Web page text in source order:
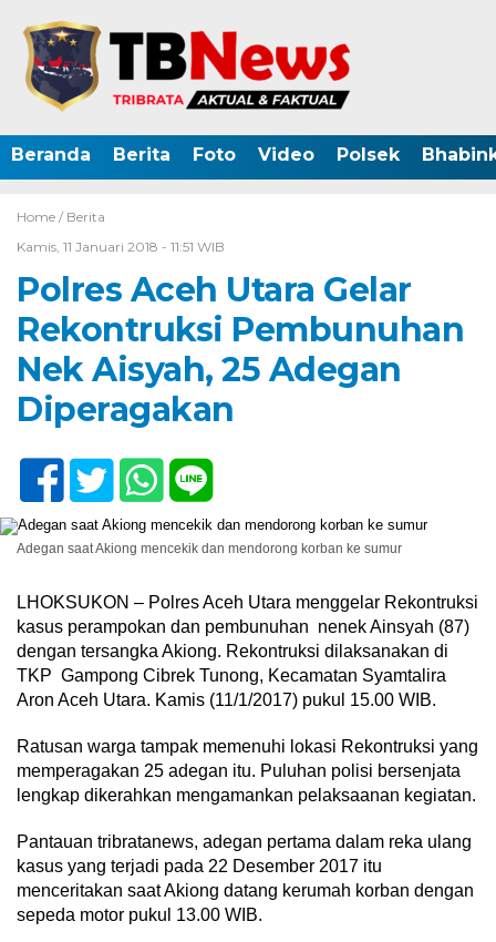
Beranda Berita Foto Video Polsek
Home / Berita
Kamis, 11 Januari 2018 - 11:51 WIB
Polres Aceh Utara Gelar
Rekontruksi Pembunuhan
Nek Aisyah, 25 Adegan
Diperagakan
Adegan saat Akiong mencekik dan mendorong korban ke sumur
LHOKSUKON – Polres Aceh Utara menggelar Rekontruksi
kasus perampokan dan pembunuhan nenek Ainsyah (87)
dengan tersangka Akiong. Rekontruksi dilaksanakan di
TKP Gampong Cibrek Tunong, Kecamatan Syamtalira
Aron Aceh Utara. Kamis (11/1/2017) pukul 15.00 WIB.
Ratusan warga tampak memenuhi lokasi Rekontruksi yang
memperagakan 25 adegan itu. Puluhan polisi bersenjata
lengkap dikerahkan mengamankan pelaksaanan kegiatan.
Pantauan tribratanews, adegan pertama dalam reka ulang
kasus yang terjadi pada 22 Desember 2017 itu
menceritakan saat Akiong datang kerumah korban dengan
sepeda motor pukul 13.00 WIB.